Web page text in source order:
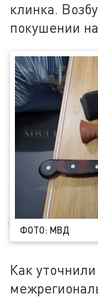
клинка.
покушении
ФОТО: МВД
Как